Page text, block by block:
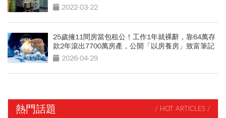
2022-03-22
25歲擁11間房當包租公！工作1年就裸辭，靠64萬存
款2年滾出7700萬房產，公開「以房養房」致富筆記
2026-04-29
熱門話題 / HOT ARTICLES /